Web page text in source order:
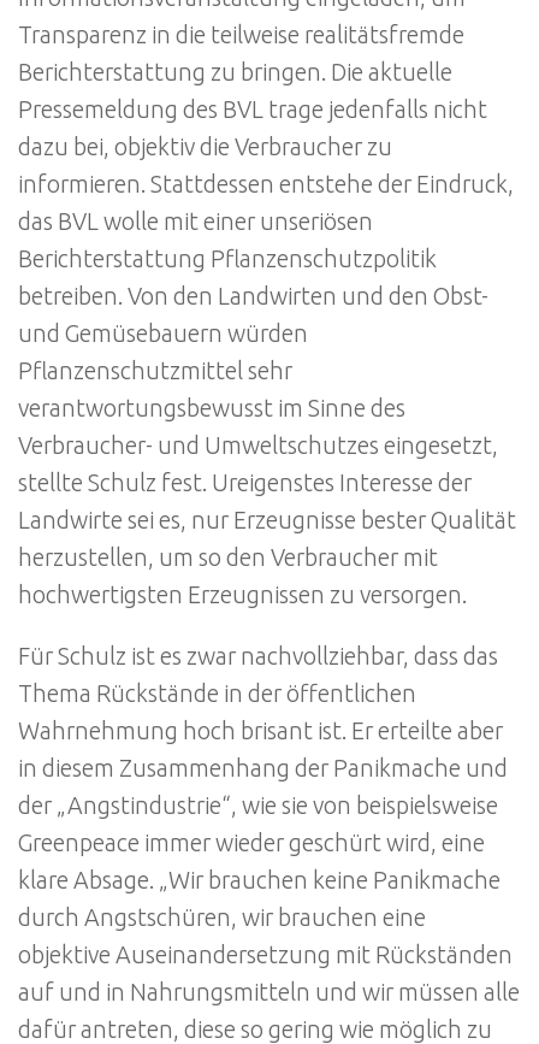
Transparenz in die teilweise realitätsfremde
Berichterstattung zu bringen. Die aktuelle
Pressemeldung des BVL trage jedenfalls nicht
dazu bei, objektiv die Verbraucher zu
informieren. Stattdessen entstehe der Eindruck,
das BVL wolle mit einer unseriösen
Berichterstattung Pflanzenschutzpolitik
betreiben. Von den Landwirten und den Obst-
und Gemüsebauern würden
Pflanzenschutzmittel sehr
verantwortungsbewusst im Sinne des
Verbraucher- und Umweltschutzes eingesetzt,
stellte Schulz fest. Ureigenstes Interesse der
Landwirte sei es, nur Erzeugnisse bester Qualität
herzustellen, um so den Verbraucher mit
hochwertigsten Erzeugnissen zu versorgen.
Für Schulz ist es zwar nachvollziehbar, dass das
Thema Rückstände in der öffentlichen
Wahrnehmung hoch brisant ist. Er erteilte aber
in diesem Zusammenhang der Panikmache und
der „Angstindustrie“, wie sie von beispielsweise
Greenpeace immer wieder geschürt wird, eine
klare Absage. „Wir brauchen keine Panikmache
durch Angstschüren, wir brauchen eine
objektive Auseinandersetzung mit Rückständen
auf und in Nahrungsmitteln und wir müssen alle
dafür antreten, diese so gering wie möglich zu